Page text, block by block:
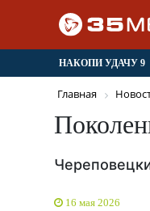
НАКОПИ УДАЧУ 9
Главная
16 мая 2026